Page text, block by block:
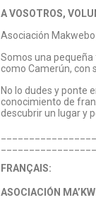
A VOSOTROS,
Asociación
Somos una
como Camerún, con
No lo dudes y ponte
conocimiento de
descubrir un lugar y
FRANÇAIS:
ASOCIACIÓN